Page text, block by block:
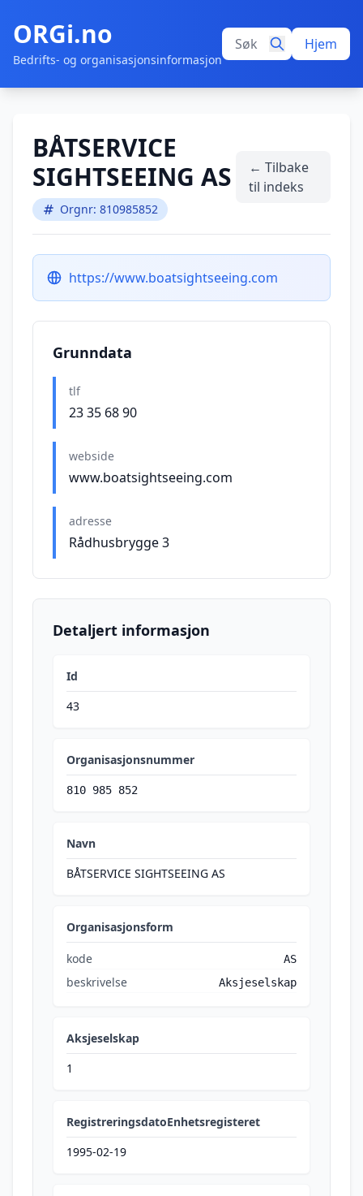
ORGi.no
Bedrifts- og organisasjonsinformasjon
Hjem
BÅTSERVICE
SIGHTSEEING AS
Orgnr: 810985852
← Tilbake
til indeks
https://www.boatsightseeing.com
Grunndata
tlf
23 35 68 90
webside
www.boatsightseeing.com
adresse
Rådhusbrygge 3
Detaljert informasjon
Id
43
Organisasjonsnummer
810 985 852
Navn
BÅTSERVICE SIGHTSEEING AS
Organisasjonsform
kode AS
beskrivelse Aksjeselskap
Aksjeselskap
1
RegistreringsdatoEnhetsregisteret
1995-02-19